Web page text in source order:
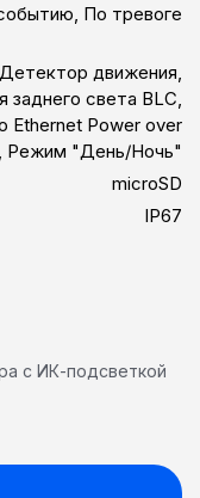
По тревоге
движения,
заднего света BLC,
Ethernet Power over
Режим "День/Ночь"
microSD
IP67
с ИК-подсветкой